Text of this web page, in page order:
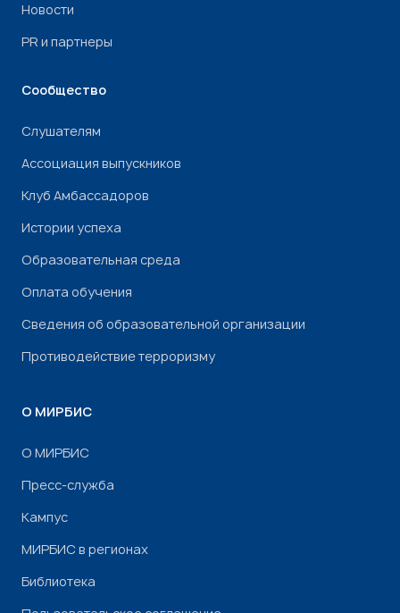
Новости
PR и партнеры
Сообщество
Слушателям
Ассоциация выпускников
Клуб Амбассадоров
Истории успеха
Образовательная среда
Оплата обучения
Сведения об образовательной организации
Противодействие терроризму
О МИРБИС
О МИРБИС
Пресс-служба
Кампус
МИРБИС в регионах
Библиотека